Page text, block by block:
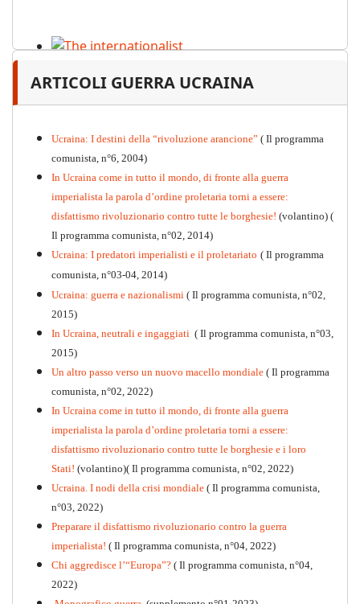
PDF n.12, 2026
Kommunistisches Programm
PDF n°10 - 2026
ARTICOLI GUERRA UCRAINA
Ucraina: I destini della “rivoluzione arancione” ( Il programma
comunista, n°6, 2004)
In Ucraina come in tutto il mondo, di fronte alla guerra
imperialista la parola d’ordine proletaria torni a essere:
disfattismo rivoluzionario contro tutte le borghesie! (volantino) (
Il programma comunista, n°02, 2014)
Ucraina: I predatori imperialisti e il proletariato ( Il programma
comunista, n°03-04, 2014)
Ucraina: guerra e nazionalismi ( Il programma comunista, n°02,
2015)
In Ucraina, neutrali e ingaggiati ( Il programma comunista, n°03,
2015)
Un altro passo verso un nuovo macello mondiale ( Il programma
comunista, n°02, 2022)
In Ucraina come in tutto il mondo, di fronte alla guerra
imperialista la parola d’ordine proletaria torni a essere:
disfattismo rivoluzionario contro tutte le borghesie e i loro
Stati! (volantino)( Il programma comunista, n°02, 2022)
Ucraina. I nodi della crisi mondiale ( Il programma comunista,
n°03, 2022)
Preparare il disfattismo rivoluzionario contro la guerra
imperialista! ( Il programma comunista, n°04, 2022)
Chi aggredisce l’“Europa”? ( Il programma comunista, n°04,
2022)